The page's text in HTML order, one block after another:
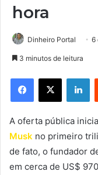
hora
Dinheiro Portal 6
3 minutos de leitura
Facebook
X
A oferta pública
Musk no primeiro
de fato, o fundador
em cerca de US$